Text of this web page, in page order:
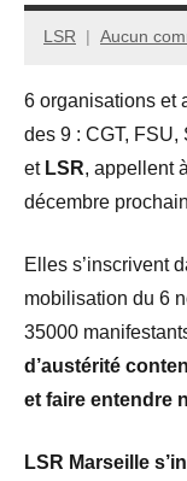
2
2025
LSR Aucun
6 organisations et
des 9 : CGT,
et LSR, appellent
décembre
Elles s’inscrivent
mobilisation du 6
35000
d’austérité
et faire entendre
LSR Marseille